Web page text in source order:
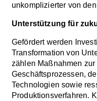
unkomplizierter von
Unterstützung für
Gefördert werden
Transformation von
zählen Maßnahmen
Geschäftsprozessen,
Technologien sowie
Produktionsverfahren.